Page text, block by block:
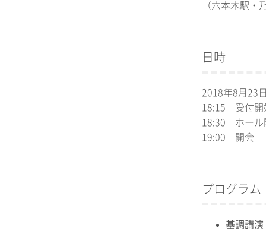
（六本木駅・
日時
2018年8月23
18:15 受付開
18:30 ホール
19:00 開会
プログラム
基調講演